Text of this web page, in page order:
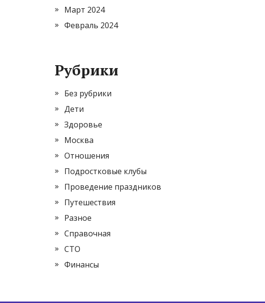
Март 2024
Февраль 2024
Рубрики
Без рубрики
Дети
Здоровье
Москва
Отношения
Подростковые клубы
Проведение праздников
Путешествия
Разное
Справочная
СТО
Финансы